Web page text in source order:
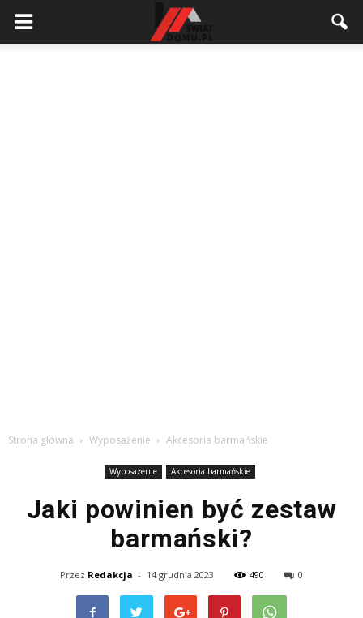
Strona główna Wyposażenie Akcesoria barmańskie
Wyposażenie Akcesoria barmańskie
Jaki powinien być zestaw
barmański?
Przez Redakcja - 14 grudnia 2023 490 0